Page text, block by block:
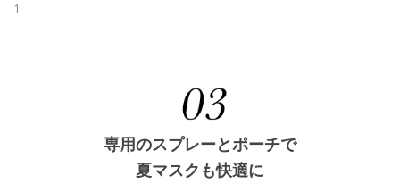
1
専用のスプレーとポーチで
夏マスクも快適に